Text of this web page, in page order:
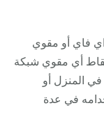
فاي أو مقوي
أي مقوي شبكة
المنزل أو
في عدة